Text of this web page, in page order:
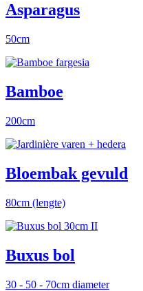
Asparagus
50cm
Bamboe
200cm
Bloembak gevuld
80cm (lengte)
Buxus bol
30 - 50 - 70cm diameter